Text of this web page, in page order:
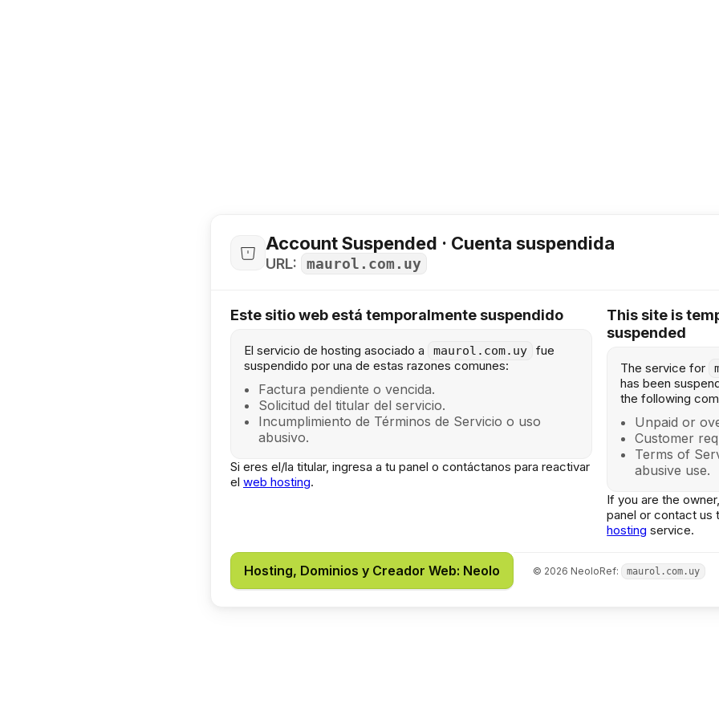
Account Suspended · Cuenta suspendida
URL: maurol.com.uy
Este sitio web está temporalmente suspendido
El servicio de hosting asociado a maurol.com.uy
fue
suspendido por una de estas razones comunes:
Factura pendiente o vencida.
Solicitud del titular del servicio.
Incumplimiento de Términos de Servicio o uso
abusivo.
Si eres el/la titular, ingresa a tu panel o contáctanos para reactivar
el web hosting.
This site is
suspended
The service for
has been
the following
Unpaid or
Customer
Terms of
abusive use.
If you are the
panel or contact
hosting service.
Hosting, Dominios y Creador Web: Neolo © 2026 NeoloRef: maurol.com.uy